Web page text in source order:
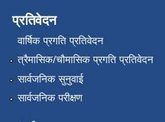
प्रतिवेदन
वार्षिक प्रगति प्रतिवेदन
त्रैमासिक/चौमासिक प्रगति प्रतिवेदन
सार्वजनिक सुनुवाई
सार्वजनिक परीक्षण